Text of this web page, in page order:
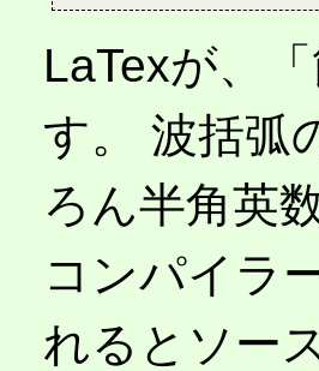
LaTexが、
す。 波括弧
ろん半角英
コンパイラ
れるとソー